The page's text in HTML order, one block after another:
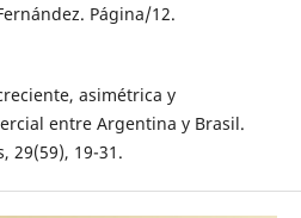
Página/12.
asimétrica y
entre Argentina y Brasil.
29(59), 19-31.